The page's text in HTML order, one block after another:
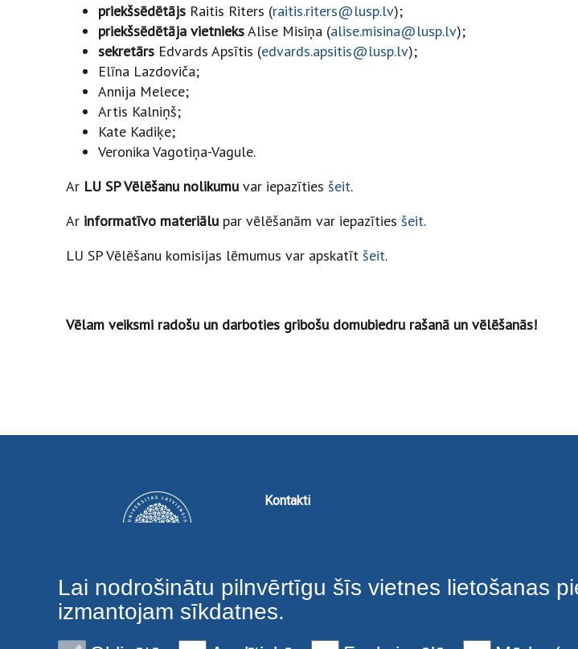
priekšsēdētājs Raitis Riters (raitis.riters@lusp.lv);
priekšsēdētāja vietnieksAlise Misiņa (alise.misina@lusp.lv);
sekretārs Edvards Apsītis (edvards.apsitis@lusp.lv);
Elīna Lazdoviča;
Annija Melece;
Artis Kalniņš;
Kate Kadiķe;
Veronika Vagotiņa-Vagule.
Ar LU SP Vēlēšanu nolikumu var iepazīties šeit.
Ar informatīvo materiālu par vēlēšanām var iepazīties šeit.
LU SP Vēlēšanu komisijas lēmumus var apskatīt šeit.
Vēlam veiksmi radošu un darboties gribošu domubiedru rašanā un vēlēšanās!
Kontakti
Lai nodrošinātu pilnvērtīgu šīs vietnes lietošanas
izmantojam sīkdatnes.